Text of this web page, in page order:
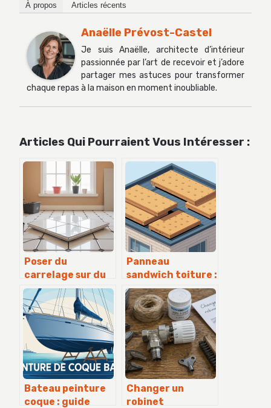
À propos Articles récents
Anaëlle Prévost-Castel
Je suis Anaëlle, architecte d’intérieur
passionnée par l’art de recevoir et j’adore
partager mes astuces pour transformer
chaque repas à la maison en moment inoubliable.
Articles Qui Pourraient Vous Intéresser :
Poser du
carrelage sur du
carrelage
inconvénients : ce
qu’il faut
vraiment savoir
Panneau
sandwich toiture :
le guide pour bien
choisir et poser
Bateau peinture
coque : guide
Changer un
robinet